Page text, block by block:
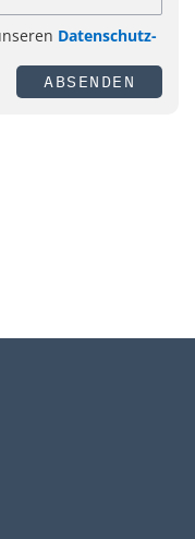
Datenschutz-
ABSENDEN